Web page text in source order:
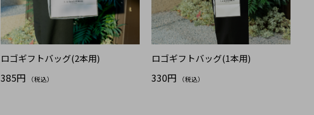
ロゴギフトバッグ(2本用)
385円 （税込）
ロゴギフトバッグ(1本用)
330円 （税込）